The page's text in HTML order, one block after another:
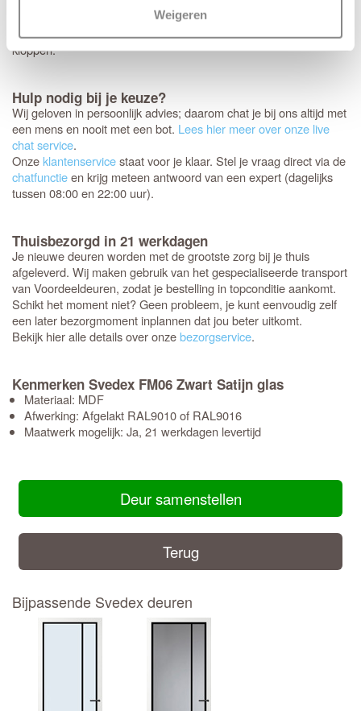
Weigeren
Controleer
keerextra goedof de afmetingen, kleur en uitvoering helemaal
kloppen.
Hulp nodig bij je keuze?
Wij geloven in persoonlijk advies; daarom chat je bij ons altijd met
een mens en nooit met een bot. Lees hier meer over onze live
chat service.
Onzeklantenservicestaat voor je klaar. Stel je vraag direct via de
chatfunctieen krijg meteen antwoord van een expert (dagelijks
tussen 08:00 en 22:00 uur).
Thuisbezorgd in 21 werkdagen
Je nieuwe deuren worden met de grootste zorg bij je thuis
afgeleverd. Wij maken gebruik van het gespecialiseerde transport
van Voordeeldeuren, zodat je bestelling in topconditie aankomt.
Schikt het moment niet? Geen probleem, je kunt eenvoudig zelf
een later bezorgmoment inplannen dat jou beter uitkomt.
Bekijk hier alle details over onzebezorgservice.
Kenmerken Svedex FM06 Zwart Satijn glas
Materiaal: MDF
Afwerking: Afgelakt RAL9010 of RAL9016
Maatwerk mogelijk: Ja, 21 werkdagen levertijd
Deur samenstellen
Terug
Bijpassende Svedex deuren